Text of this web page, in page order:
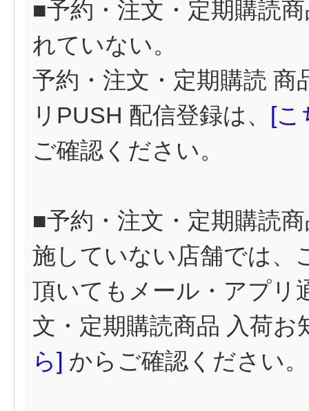
■予約・注文・定期購読
れていない。
予約・注文・定期購読
リPUSH 配信登録は、 [こ
ご確認ください。
■予約・注文・定期購読
施していない店舗では、
頂いてもメール・アプリ
文・定期購読商品 入荷
ら] からご確認ください。